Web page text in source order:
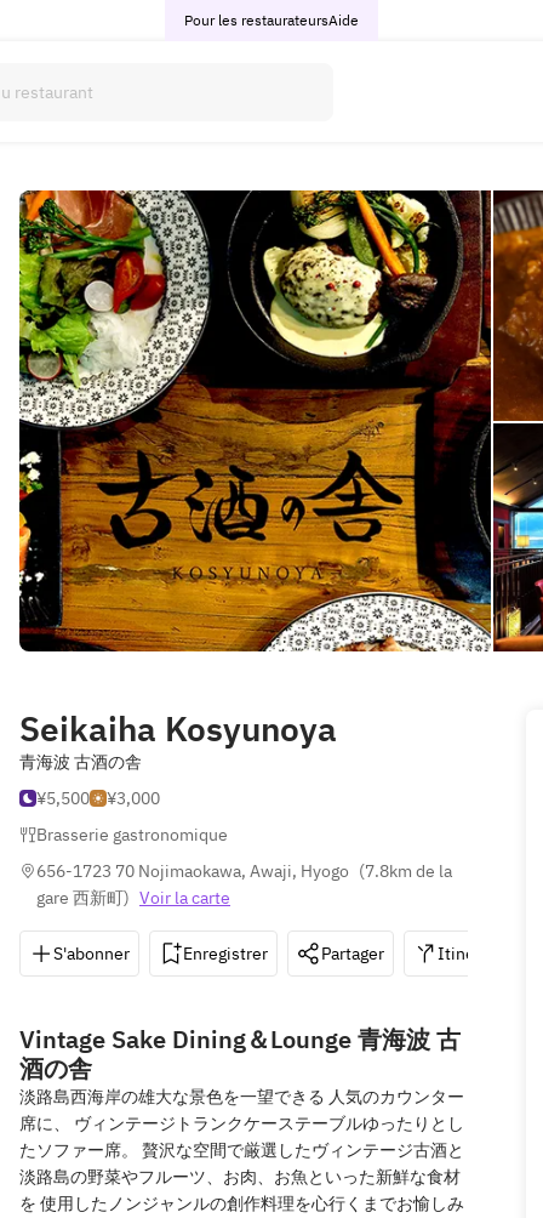
Pour les restaurateursAide
Seikaiha Kosyunoya
青海波 古酒の舎
¥5,500
¥3,000
Brasserie gastronomique
656-1723 70 Nojimaokawa, Awaji, Hyogo (7.8km de la
gare 西新町) Voir la carte
S'abonner Enregistrer Partager Itinéraire
Vintage Sake Dining＆Lounge 青海波 古
酒の舎
淡路島西海岸の雄大な景色を一望できる 人気のカウンター
席に、 ヴィンテージトランクケーステーブルゆったりとし
たソファー席。 贅沢な空間で厳選したヴィンテージ古酒と
淡路島の野菜やフルーツ、お肉、お魚といった新鮮な食材
を 使用したノンジャンルの創作料理を心行くまでお愉しみ